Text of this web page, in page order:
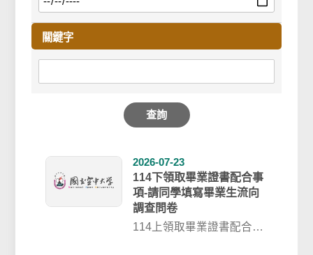
關鍵字
查詢
2026-07-23
114下領取畢業證書配合事
項-請同學填寫畢業生流向
調查問卷
114上領取畢業證書配合事